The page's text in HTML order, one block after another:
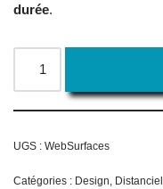
durée.
UGS : WebSurfaces
Catégories : Design Distanciel